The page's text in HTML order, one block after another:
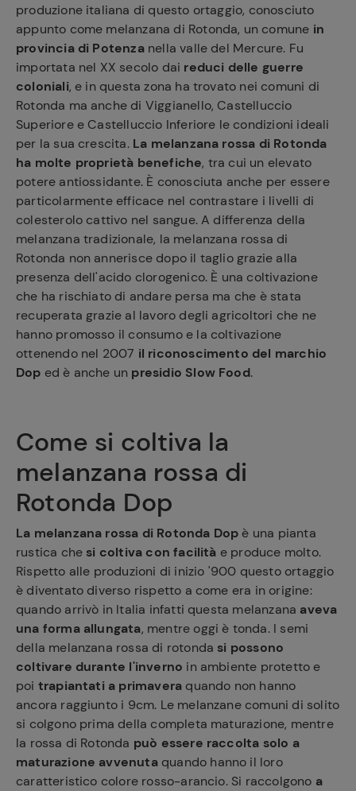
produzione italiana di questo ortaggio, conosciuto
appunto come melanzana di Rotonda, un comune in
provincia di Potenzanella valle del Mercure. Fu
importata nel XX secolo dai reduci delle guerre
coloniali, e in questa zona ha trovato nei comuni di
Rotonda ma anche di Viggianello, Castelluccio
Superiore e Castelluccio Inferiore le condizioni ideali
per la sua crescita. La melanzana rossa di Rotonda
ha molte proprietà benefiche, tra cui un elevato
potere antiossidante. È conosciuta anche per essere
particolarmente efficace nel contrastare i livelli di
colesterolo cattivo nel sangue. A differenza della
melanzana tradizionale, la melanzana rossa di
Rotonda non annerisce dopo il taglio grazie alla
presenza dell'acido clorogenico. È una coltivazione
che ha rischiato di andare persa ma che è stata
recuperata grazie al lavoro degli agricoltori che ne
hanno promosso il consumo e la coltivazione
ottenendo nel 2007 il riconoscimento del marchio
Dop ed è anche un presidio Slow Food.
Come si coltiva la
melanzana rossa di
Rotonda Dop
La melanzana rossa di Rotonda Dop è una pianta
rustica che si coltiva con facilità e produce molto.
Rispetto alle produzioni di inizio '900 questo ortaggio
è diventato diverso rispetto a come era in origine:
quando arrivò in Italia infatti questa melanzana aveva
una forma allungata, mentre oggi è tonda. I semi
della melanzana rossa di rotonda si possono
coltivare durante l'inverno in ambiente protetto e
poi trapiantati a primavera quando non hanno
ancora raggiunto i 9cm. Le melanzane comuni di solito
si colgono prima della completa maturazione, mentre
la rossa di Rotonda può essere raccolta solo a
maturazione avvenutaquando hanno il loro
caratteristico colore rosso-arancio. Si raccolgono a